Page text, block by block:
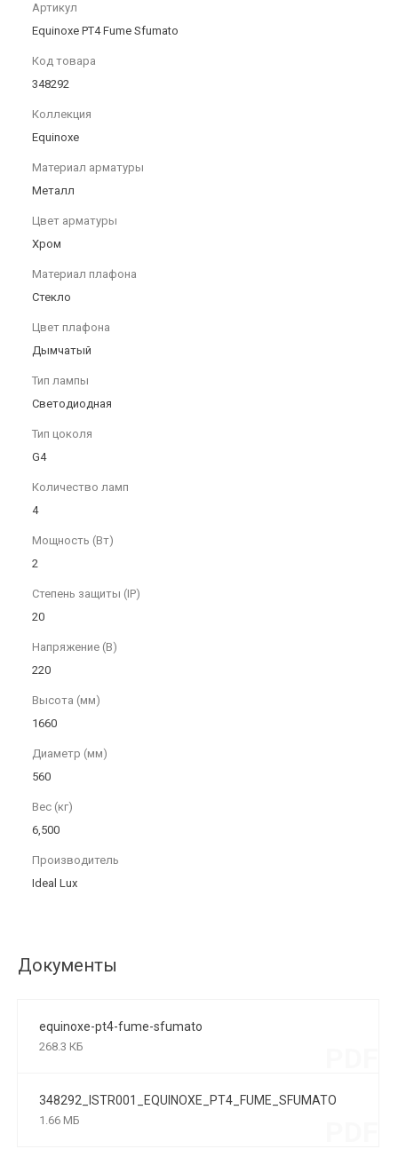
Артикул
Equinoxe PT4 Fume Sfumato
Код товара
348292
Коллекция
Equinoxe
Материал арматуры
Металл
Цвет арматуры
Хром
Материал плафона
Стекло
Цвет плафона
Дымчатый
Тип лампы
Светодиодная
Тип цоколя
G4
Количество ламп
4
Мощность (Вт)
2
Степень защиты (IP)
20
Напряжение (В)
220
Высота (мм)
1660
Диаметр (мм)
560
Вес (кг)
6,500
Производитель
Ideal Lux
Документы
equinoxe-pt4-fume-sfumato
268.3 КБ
348292_ISTR001_EQUINOXE_PT4_FUME_SFUMATO
1.66 МБ